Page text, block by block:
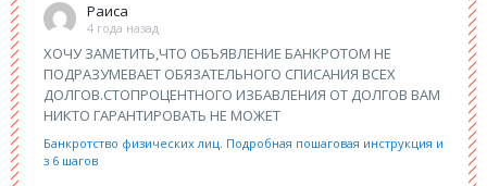
Раиса
4 года назад
ХОЧУ ЗАМЕТИТЬ,ЧТО ОБЪЯВЛЕНИЕ БАНКРОТОМ НЕ
ПОДРАЗУМЕВАЕТ ОБЯЗАТЕЛЬНОГО СПИСАНИЯ ВСЕХ
ДОЛГОВ.СТОПРОЦЕНТНОГО ИЗБАВЛЕНИЯ ОТ ДОЛГОВ ВАМ
НИКТО ГАРАНТИРОВАТЬ НЕ МОЖЕТ
Банкротство физических лиц. Подробная пошаговая инструкция и
з 6 шагов